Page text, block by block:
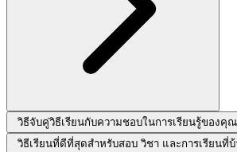
วิธีจับคู่วิธีเรียนกับความชอบในการเรียนรู้ของคุณ
วิธีเรียนที่ดีที่สุดสำหรับสอบ วิชา และการเรียนที่